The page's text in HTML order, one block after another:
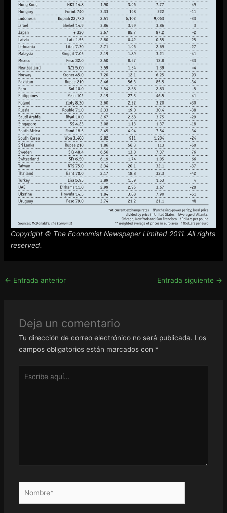
Copyright © The Economist Newspaper Limited 2011. All rights
reserved.
← Entrada anterior Entrada siguiente →
Deja un comentario
Tu dirección de correo electrónico no será publicada. Los
campos obligatorios están marcados con *
aquí...